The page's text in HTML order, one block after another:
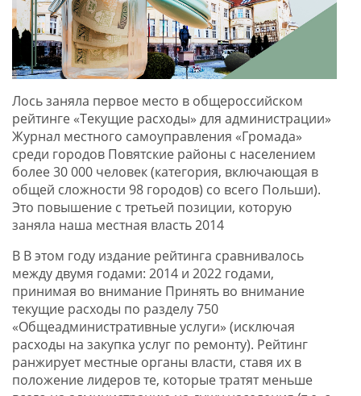
Лось заняла первое место в общероссийском
рейтинге «Текущие расходы» для администрации»
Журнал местного самоуправления «Громада»
среди городов Повятские районы с населением
более 30 000 человек (категория, включающая в
общей сложности 98 городов) со всего Польши).
Это повышение с третьей позиции, которую
заняла наша местная власть 2014
В В этом году издание рейтинга сравнивалось
между двумя годами: 2014 и 2022 годами,
принимая во внимание Принять во внимание
текущие расходы по разделу 750
«Общеадминистративные услуги» (исключая
расходы на закупка услуг по ремонту). Рейтинг
ранжирует местные органы власти, ставя их в
положение лидеров те, которые тратят меньше